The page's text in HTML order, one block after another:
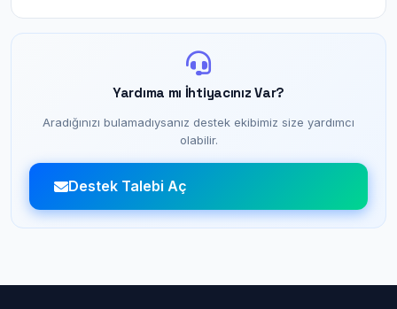
Yardıma mı İhtiyacınız Var?
Aradığınızı bulamadıysanız destek ekibimiz size yardımcı
olabilir.
Destek Talebi Aç